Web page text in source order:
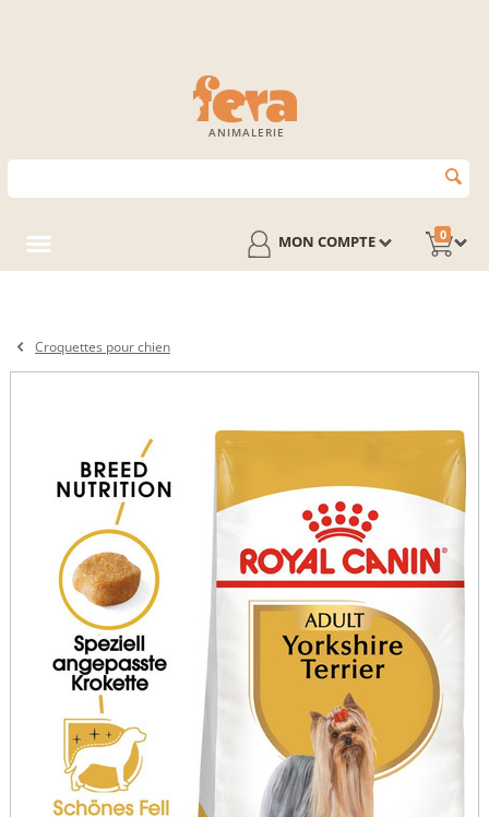
ANIMALERIE
0
MON COMPTE
Croquettes pour chien